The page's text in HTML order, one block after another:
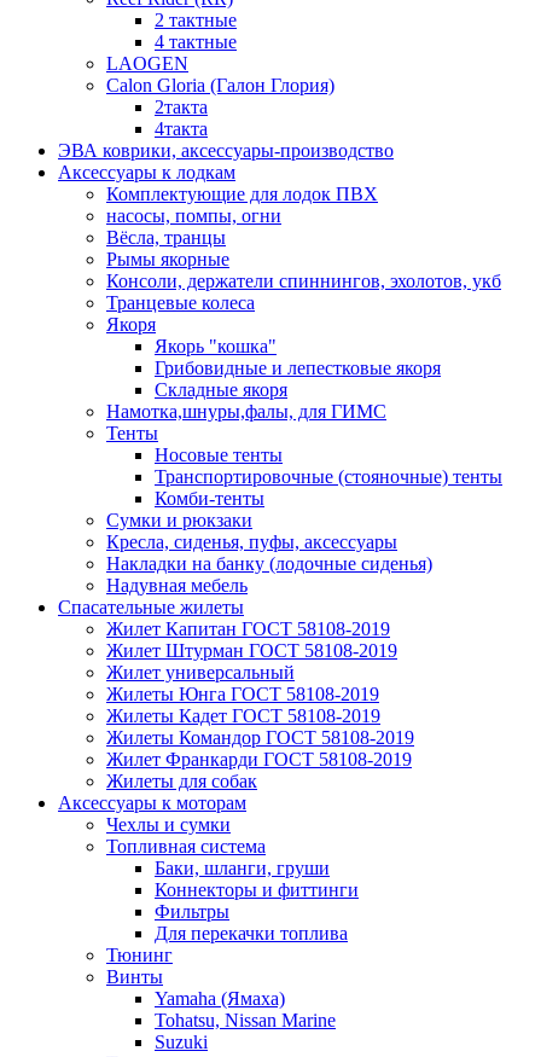
2 тактные
4 тактные
LAOGEN
Calon Gloria (Галон Глория)
2такта
4такта
ЭВА коврики, аксессуары-производство
Аксессуары к лодкам
Комплектующие для лодок ПВХ
насосы, помпы, огни
Вёсла, транцы
Рымы якорные
Консоли, держатели спиннингов, эхолотов, укб
Транцевые колеса
Якоря
Якорь "кошка"
Грибовидные и лепестковые якоря
Складные якоря
Намотка,шнуры,фалы, для ГИМС
Тенты
Носовые тенты
Транспортировочные (стояночные) тенты
Комби-тенты
Сумки и рюкзаки
Кресла, сиденья, пуфы, аксессуары
Накладки на банку (лодочные сиденья)
Надувная мебель
Спасательные жилеты
Жилет Капитан ГОСТ 58108-2019
Жилет Штурман ГОСТ 58108-2019
Жилет универсальный
Жилеты Юнга ГОСТ 58108-2019
Жилеты Кадет ГОСТ 58108-2019
Жилеты Командор ГОСТ 58108-2019
Жилет Франкарди ГОСТ 58108-2019
Жилеты для собак
Аксессуары к моторам
Чехлы и сумки
Топливная система
Баки, шланги, груши
Коннекторы и фиттинги
Фильтры
Для перекачки топлива
Тюнинг
Винты
Yamaha (Ямаха)
Tohatsu, Nissan Marine
Suzuki